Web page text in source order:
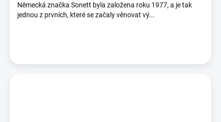
Německá značka Sonett byla založena roku 1977, a je tak
jednou z prvních, které se začaly věnovat vý...